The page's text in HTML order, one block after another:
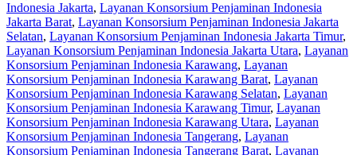
Indonesia Jakarta, Layanan Konsorsium Penjaminan Indonesia
Jakarta Barat, Layanan Konsorsium Penjaminan Indonesia Jakarta
Selatan, Layanan Konsorsium Penjaminan Indonesia Jakarta Timur,
Layanan Konsorsium Penjaminan Indonesia Jakarta Utara, Layanan
Konsorsium Penjaminan Indonesia Karawang, Layanan
Konsorsium Penjaminan Indonesia Karawang Barat, Layanan
Konsorsium Penjaminan Indonesia Karawang Selatan, Layanan
Konsorsium Penjaminan Indonesia Karawang Timur, Layanan
Konsorsium Penjaminan Indonesia Karawang Utara, Layanan
Konsorsium Penjaminan Indonesia Tangerang, Layanan
Konsorsium Penjaminan Indonesia Tangerang Barat, Layanan